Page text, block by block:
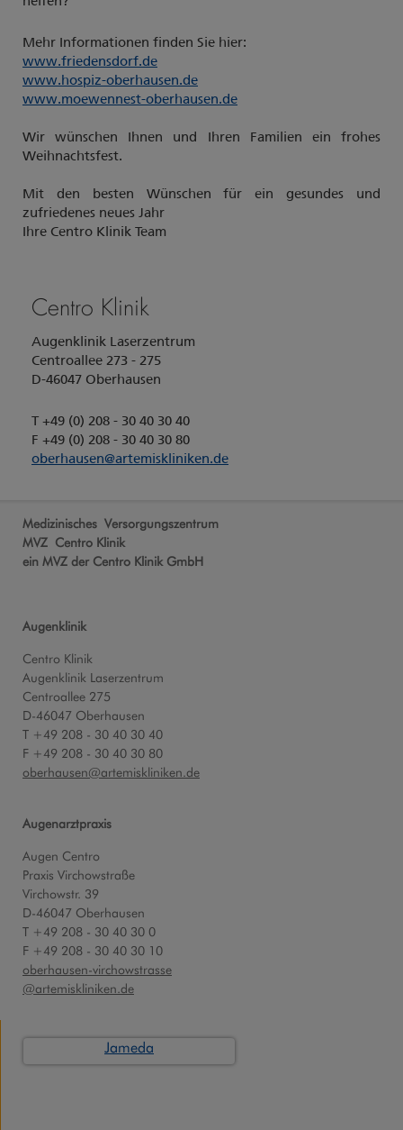
Mehr Informationen finden Sie hier:
www.friedensdorf.de
www.hospiz-oberhausen.de
www.moewennest-oberhausen.de
Wir wünschen Ihnen und Ihren Familien ein frohes
Weihnachtsfest.
Mit den besten Wünschen für ein gesundes und
zufriedenes neues Jahr
Ihre Centro Klinik Team
Centro Klinik
Augenklinik Laserzentrum
Centroallee 273 - 275
D-46047 Oberhausen
T +49 (0) 208 - 30 40 30 40
F +49 (0) 208 - 30 40 30 80
oberhausen@artemiskliniken.de
Medizinisches Versorgungszentrum
MVZ Centro Klinik
ein MVZ der Centro Klinik GmbH
Augenklinik
Centro Klinik
Augenklinik Laserzentrum
Centroallee 275
D-46047 Oberhausen
T +49 208 - 30 40 30 40
F +49 208 - 30 40 30 80
oberhausen@artemiskliniken.de
Augenarztpraxis
Augen Centro
Praxis Virchowstraße
Virchowstr. 39
D-46047 Oberhausen
T +49 208 - 30 40 30 0
F +49 208 - 30 40 30 10
oberhausen-virchowstrasse
@artemiskliniken.de
Jameda